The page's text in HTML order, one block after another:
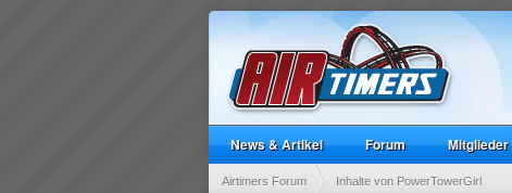
News & Artikel Forum Mitglieder
Airtimers Forum Inhalte von PowerTowerGirl